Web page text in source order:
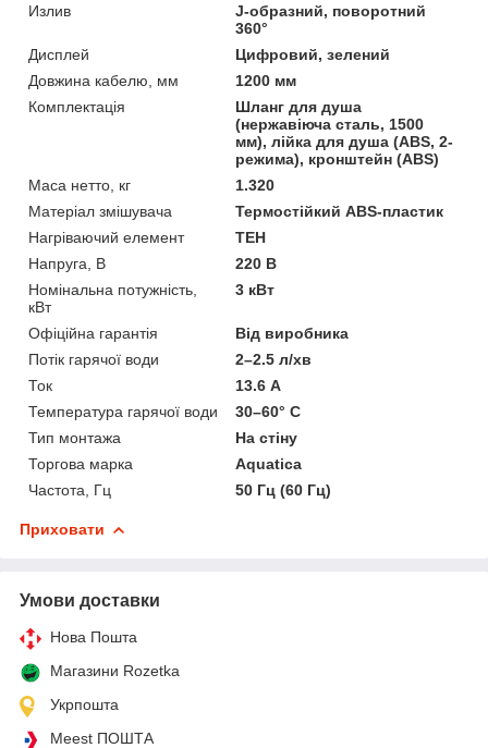
Излив
J-образний, поворотний
360°
Дисплей
Цифровий, зелений
Довжина кабелю, мм
1200 мм
Комплектація
Шланг для душа
(нержавіюча сталь, 1500
мм), лійка для душа (АВS, 2-
режима), кронштейн (ABS)
Маса нетто, кг
1.320
Матеріал змішувача
Термостійкий ABS-пластик
Нагріваючий елемент
ТЕН
Напруга, В
220 В
Номінальна потужність,
кВт
3 кВт
Офіційна гарантія
Від виробника
Потік гарячої води
2–2.5 л/хв
Ток
13.6 А
Температура гарячої води
30–60° С
Тип монтажа
На стіну
Торгова марка
Aquatica
Частота, Гц
50 Гц (60 Гц)
Приховати
Умови доставки
Нова Пошта
Магазини Rozetka
Укрпошта
Meest ПОШТА